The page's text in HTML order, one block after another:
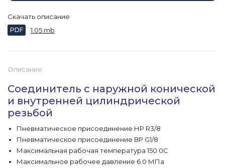
Описание
Соединитель с наружной конической
и внутренней цилиндрической
резьбой
Пневматическое присоединение НР R3/8
Пневматическое присоединение ВР G1/8
Максимальная рабочая температура 150 0С
Максимальное рабочее давление 6.0 МПа
Скачать описание
PDF 1.05 mb